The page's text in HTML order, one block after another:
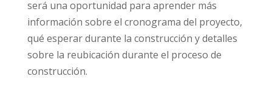
será una oportunidad para aprender más
información sobre el cronograma del proyecto,
qué esperar durante la construcción y detalles
sobre la reubicación durante el proceso de
construcción.